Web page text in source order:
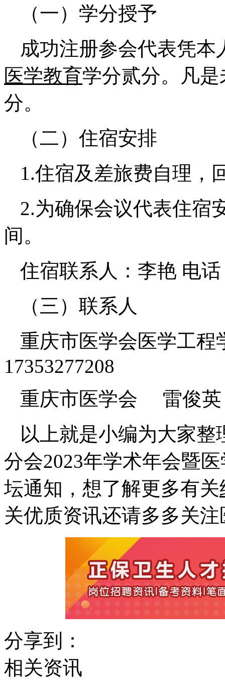
（一）学分授予
成功注册参会代表凭本
医学教育学分贰分。凡
分。
（二）住宿安排
1.住宿及差旅费自理，
2.为确保会议代表住宿
间。
住宿联系人：李艳 电话
（三）联系人
重庆市医学会医学工程
17353277208
重庆市医学会 雷俊英
以上就是小编为大家
分会2023年学术年会暨
坛通知，想了解更多有关
关优质资讯还请多多关
分享到：
相关资讯